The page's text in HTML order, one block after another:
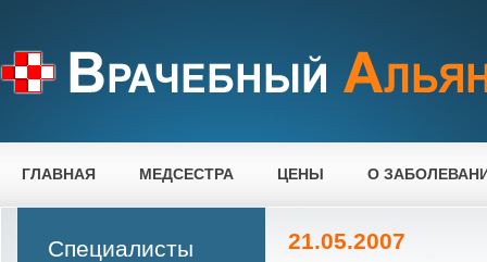
ГЛАВНАЯ МЕДСЕСТРА ЦЕНЫ О
Специалисты 21.05.2007